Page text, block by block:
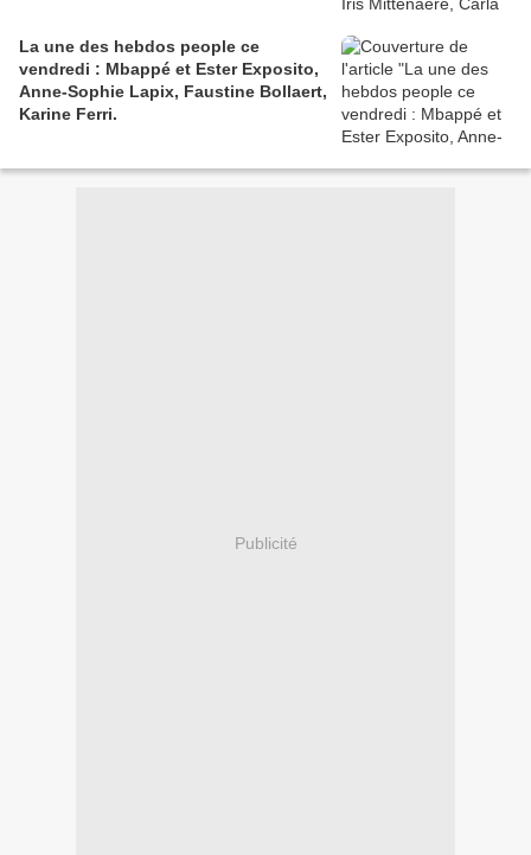
La une des hebdos people ce
vendredi : Mbappé et Ester Exposito,
Anne-Sophie Lapix, Faustine Bollaert,
Karine Ferri.
Publicité